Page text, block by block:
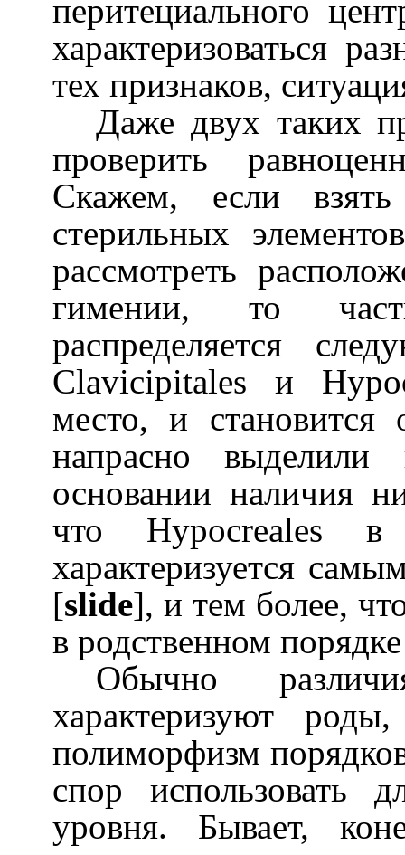
перитециального
характеризоваться
тех признаков,
Даже двух таких
проверить
Скажем, если
стерильных
рассмотреть
гимении, то
распределяется
Clavicipitales и
место, и
напрасно
основании наличия
что Hypocreales в
характеризуется
[slide], и тем более,
в родственном
Обычно
характеризуют
полиморфизм
спор использовать
уровня. Бывает,